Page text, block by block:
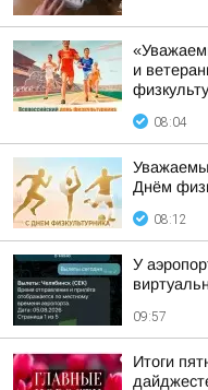
и
08:04
Днём
08:12
У
09:57
Итоги